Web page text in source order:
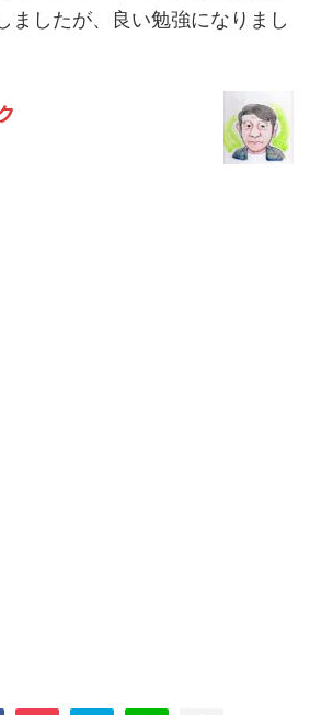
ましたが、良い勉強になりまし